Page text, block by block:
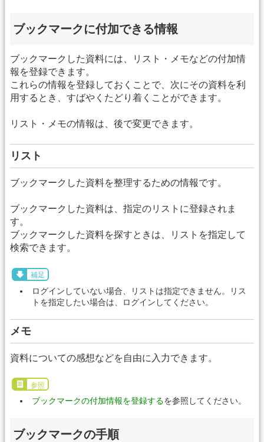
ブックマークに付加できる情報
ブックマークした資料には、リスト・メモなどの付加情
報を登録できます。
これらの情報を登録しておくことで、次にその資料を利
用するとき、すばやくたどり着くことができます。
リスト・メモの情報は、後で変更できます。
リスト
ブックマークした資料を整理するための情報です。
ブックマークした資料は、指定のリストに登録されま
す。
ブックマークした資料を探すときは、リストを指定して
検索できます。
補足
ログインしていない場合、リストは指定できません。リス
トを指定したい場合は、ログインしてください。
メモ
資料についての感想などを自由に入力できます。
参照
ブックマークの付加情報を登録するを参照してください。
ブックマークの手順